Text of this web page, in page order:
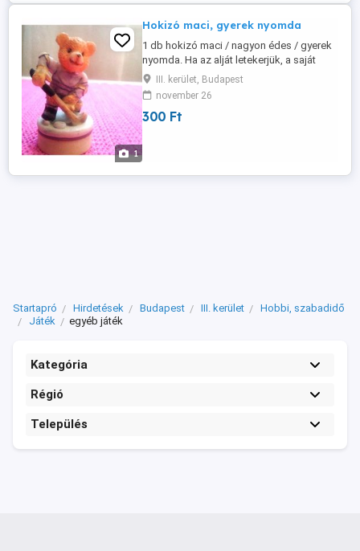
1
Hokizó maci, gyerek nyomda
1 db hokizó maci / nagyon édes / gyerek
nyomda. Ha az alját letekerjük, a saját
maci képét tudjuk a papírra nyomni.
III. kerület, Budapest
november 26
300 Ft
Startapró Hirdetések Budapest III. kerület
Hobbi, szabadidő
Játék
egyéb játék
Kategória
Régió
Település